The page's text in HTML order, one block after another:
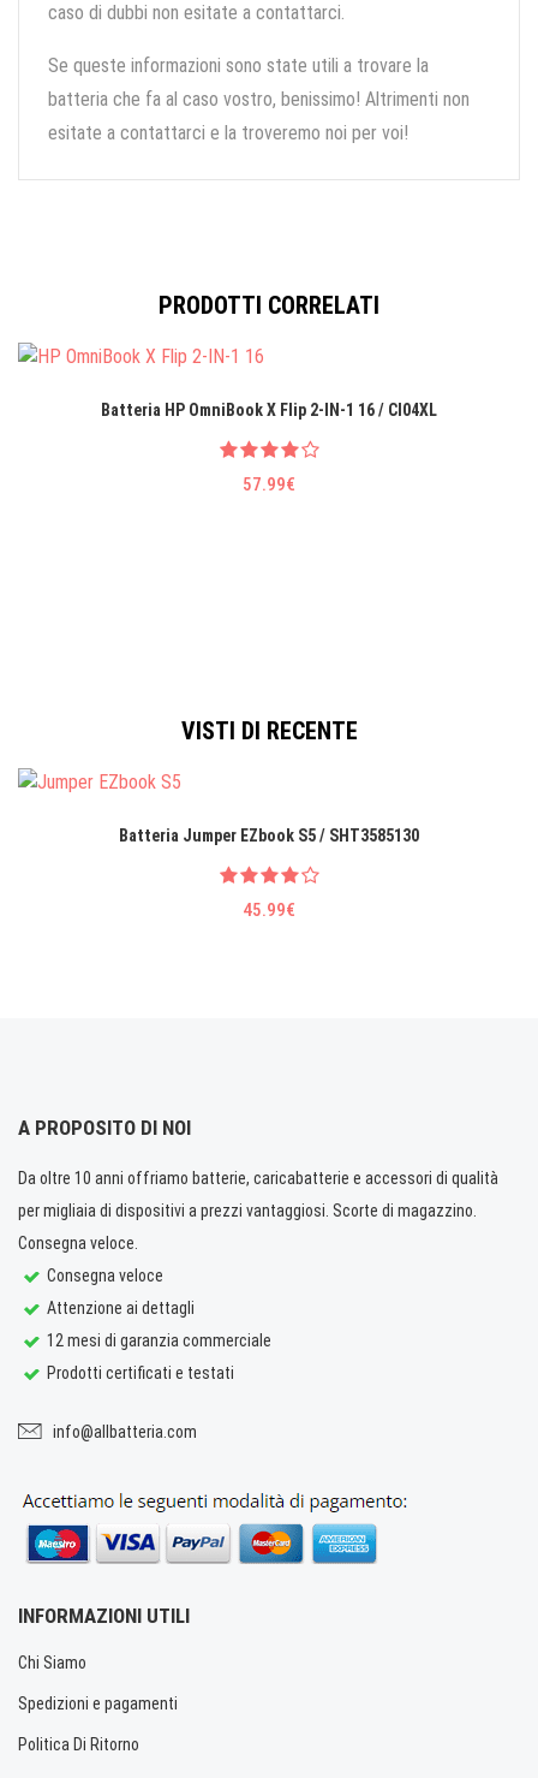
caso di dubbi non esitate a contattarci.
Se queste informazioni sono state utili a trovare la
batteria che fa al caso vostro, benissimo! Altrimenti non
esitate a contattarci e la troveremo noi per voi!
PRODOTTI CORRELATI
Batteria HP OmniBook X Flip 2-IN-1 16 / CI04XL
57.99€
VISTI DI RECENTE
Batteria Jumper EZbook S5 / SHT3585130
45.99€
A PROPOSITO DI NOI
Da oltre 10 anni offriamo batterie, caricabatterie e accessori di qualità
per migliaia di dispositivi a prezzi vantaggiosi. Scorte di magazzino.
Consegna veloce.
Consegna veloce
Attenzione ai dettagli
12 mesi di garanzia commerciale
Prodotti certificati e testati
info@allbatteria.com
INFORMAZIONI UTILI
Chi Siamo
Spedizioni e pagamenti
Politica Di Ritorno